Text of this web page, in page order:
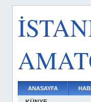
ANASAYFA